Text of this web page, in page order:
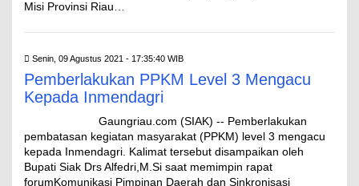
Misi Provinsi Riau…
Senin, 09 Agustus 2021 - 17:35:40 WIB
Pemberlakukan PPKM Level 3 Mengacu
Kepada Inmendagri
Gaungriau.com (SIAK) -- Pemberlakukan
pembatasan kegiatan masyarakat (PPKM) level 3 mengacu
kepada Inmendagri. Kalimat tersebut disampaikan oleh
Bupati Siak Drs Alfedri,M.Si saat memimpin rapat
forumKomunikasi Pimpinan Daerah dan Sinkronisasi